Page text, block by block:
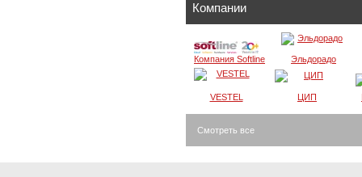
Компании
Компания Softline Эльдорадо
VESTEL ЦИП
Смотреть все